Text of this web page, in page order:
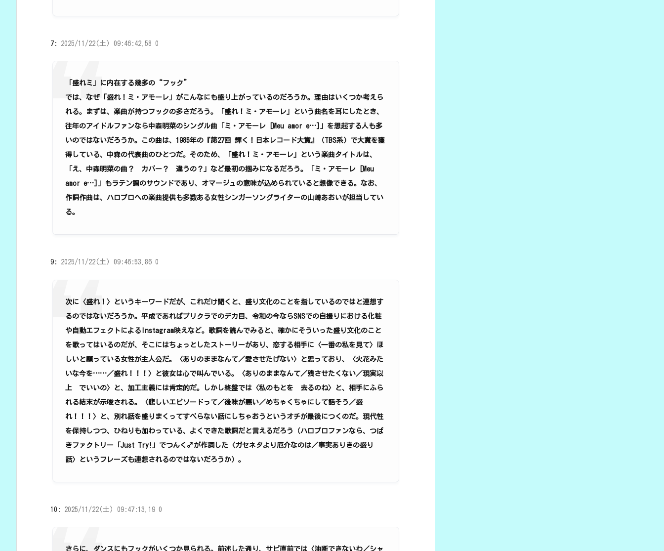
7: 2025/11/22(土) 09:46:42.58 0
「盛れミ」に内在する幾多の“フック”
では、なぜ「盛れ！ミ・アモーレ」がこんなにも盛り上がっているのだろうか。理由はいくつか考えら
れる。まずは、楽曲が持つフックの多さだろう。「盛れ！ミ・アモーレ」という曲名を耳にしたとき、
往年のアイドルファンなら中森明菜のシングル曲「ミ・アモーレ [Meu amor e…]」を想起する人も多
いのではないだろうか。この曲は、1985年の『第27回 輝く！日本レコード大賞』（TBS系）で大賞を獲
得している、中森の代表曲のひとつだ。そのため、「盛れ！ミ・アモーレ」という楽曲タイトルは、
「え、中森明菜の曲？ カバー？ 違うの？」など最初の掴みになるだろう。「ミ・アモーレ [Meu
amor e…]」もラテン調のサウンドであり、オマージュの意味が込められていると想像できる。なお、
作詞作曲は、ハロプロへの楽曲提供も多数ある女性シンガーソングライターの山崎あおいが担当してい
る。
9: 2025/11/22(土) 09:46:53.86 0
次に〈盛れ！〉というキーワードだが、これだけ聞くと、盛り文化のことを指しているのではと連想す
るのではないだろうか。平成であればプリクラでのデカ目、令和の今ならSNSでの自撮りにおける化粧
や自動エフェクトによるInstagram映えなど。歌詞を読んでみると、確かにそういった盛り文化のこと
を歌ってはいるのだが、そこにはちょっとしたストーリーがあり、恋する相手に〈一番の私を見て〉ほ
しいと願っている女性が主人公だ。〈ありのままなんて／愛させたげない〉と思っており、〈火花みた
いな今を……／盛れ！！！〉と彼女は心で叫んでいる。〈ありのままなんて／残させたくない／現実以
上 でいいの〉と、加工主義には肯定的だ。しかし終盤では〈私のもとを 去るのね〉と、相手にふら
れる結末が示唆される。〈悲しいエピソードって／後味が悪い／めちゃくちゃにして話そう／盛
れ！！！〉と、別れ話を盛りまくってすべらない話にしちゃおうというオチが最後につくのだ。現代性
を保持しつつ、ひねりも加わっている、よくできた歌詞だと言えるだろう（ハロプロファンなら、つば
きファクトリー「Just Try!」でつんく♂が作詞した〈ガセネタより厄介なのは／事実ありきの盛り
話〉というフレーズも連想されるのではないだろうか）。
10: 2025/11/22(土) 09:47:13.19 0
さらに、ダンスにもフックがいくつか見られる。前述した通り、サビ直前では〈油断できないわ／シャ